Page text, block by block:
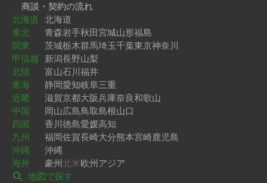
商談・契約の流れ
北海道 北海道
東北
青森岩手秋田宮城山形福島
関東
茨城栃木群馬埼玉千葉東京神奈川
甲信越 新潟長野山梨
北陸
富山石川福井
東海
静岡愛知岐阜三重
近畿
滋賀京都大阪兵庫奈良和歌山
中国
岡山広島鳥取島根山口
四国
香川徳島愛媛高知
九州
福岡佐賀長崎大分熊本宮崎鹿児島
沖縄
沖縄
海外
豪州北米欧州アジア
地図で探す